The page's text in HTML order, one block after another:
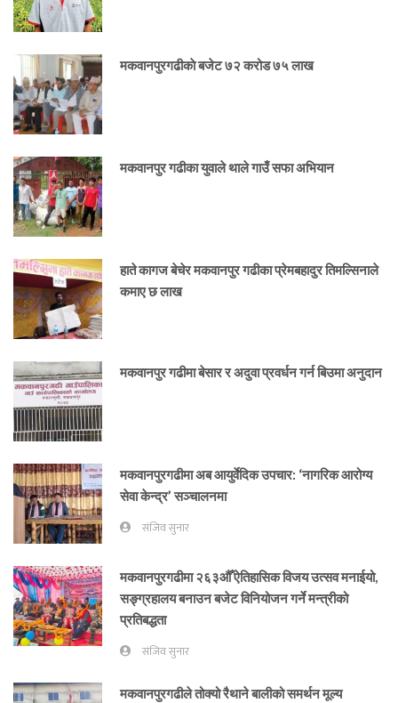
मकवानपुरगढीकाे बजेट ७२ करोड ७५ लाख
मकवानपुर गढीका युवाले थाले गाउँ सफा अभियान
हाते कागज बेचेर मकवानपुर गढीका प्रेमबहादुर तिमल्सिनाले
कमाए छ लाख
मकवानपुर गढीमा बेसार र अदुवा प्रवर्धन गर्न बिउमा अनुदान
मकवानपुरगढीमा अब आयुर्वेदिक उपचार: ‘नागरिक आरोग्य
सेवा केन्द्र’ सञ्चालनमा
संजिव सुनार
मकवानपुरगढीमा २६३औँ ऐतिहासिक विजय उत्सव मनाईयो,
सङ्ग्रहालय बनाउन बजेट विनियोजन गर्ने मन्त्रीको
प्रतिबद्धता
संजिव सुनार
मकवानपुरगढीले तोक्यो रैथाने बालीको समर्थन मूल्य